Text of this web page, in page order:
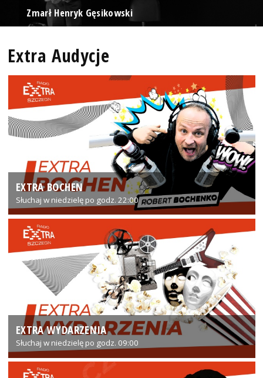
Zmarł Henryk Gęsikowski
Extra Audycje
EXTRA BOCHEN
Słuchaj w niedzielę po godz. 22:00
EXTRA WYDARZENIA
Słuchaj w niedzielę po godz. 09:00